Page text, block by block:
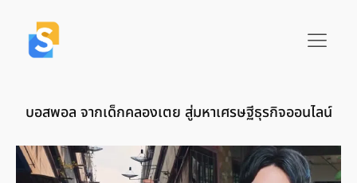
บอสพอล จากเด็กคลองเตย สู่มหาเศรษฐีธุรกิจออนไลน์